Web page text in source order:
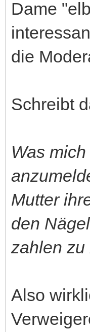
Dame
die
Schreibt
Was
Mutter
den
zahlen zu
Also